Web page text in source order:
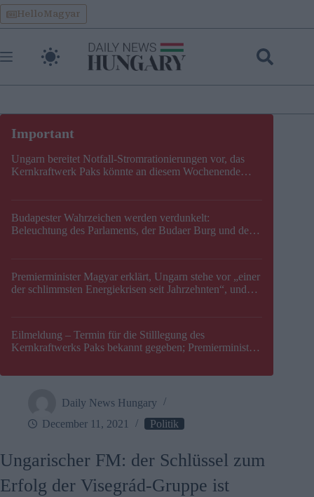
Skip
to
content
HelloMagyar
Ungarn bereitet Notfall-Stromrationierungen vor, das
Kernkraftwerk Paks könnte an diesem Wochenende
Budapester Wahrzeichen werden verdunkelt:
Beleuchtung des Parlaments, der Budaer Burg und der
Premierminister Magyar erklärt, Ungarn stehe vor „einer
der schlimmsten Energiekrisen seit Jahrzehnten“, und
Eilmeldung – Termin für die Stilllegung des
Kernkraftwerks Paks bekannt gegeben; Premierminister
Daily News Hungary
December 11, 2021
Politik
Ungarischer FM: der Schlüssel zum
Erfolg der Visegrád-Gruppe ist